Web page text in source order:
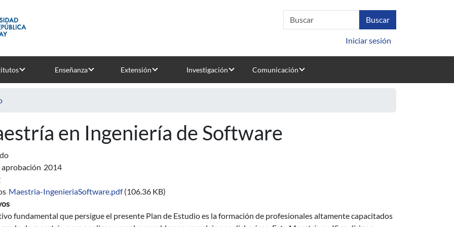
Iniciar sesión
Enseñanza Extensión Investigación Comunicación
en Ingeniería de Software
2014
Maestria-IngenieriaSoftware.pdf (106.36 KB)
fundamental que persigue el presente Plan de Estudio es la formación de profesionales altamente capacitados